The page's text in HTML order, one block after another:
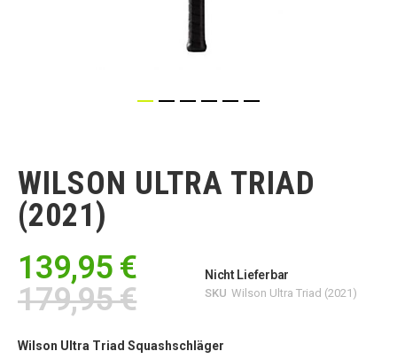
Bildgalerie
springen
WILSON ULTRA TRIAD
(2021)
139,95 €
179,95 €
Nicht Lieferbar
SKU Wilson Ultra Triad (2021)
Wilson Ultra Triad Squashschläger